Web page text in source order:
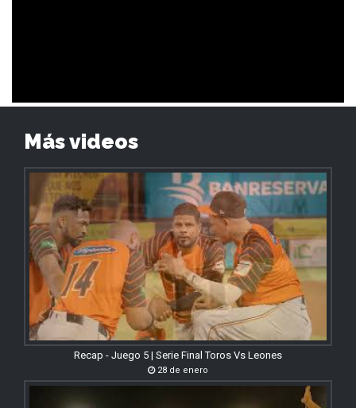
Más videos
Recap - Juego 5 | Serie Final Toros Vs Leones
28 de enero